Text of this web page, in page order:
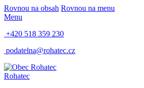
Rovnou na obsah Rovnou na menu
Menu
+420 518 359 230
podatelna@rohatec.cz
Rohatec